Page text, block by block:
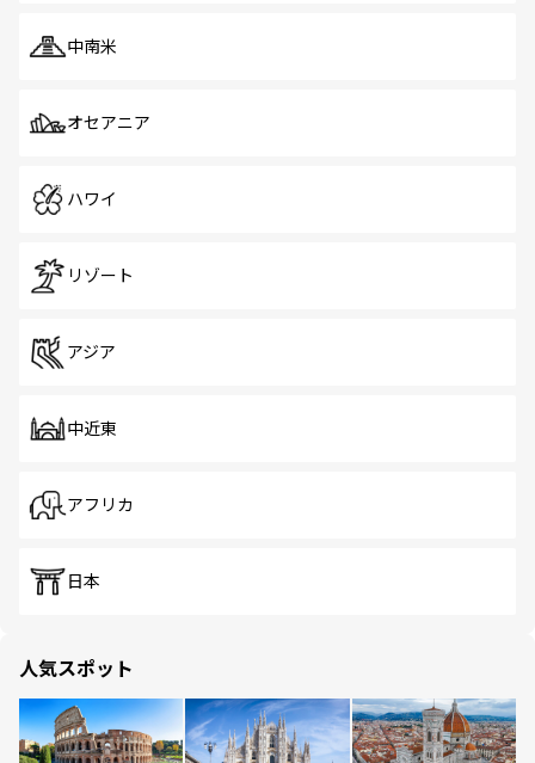
中南米
オセアニア
ハワイ
リゾート
アジア
中近東
アフリカ
日本
人気スポット